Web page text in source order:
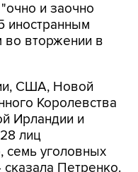
и заочно
иностранным
во вторжении в
США, Новой
Королевства
Ирландии и
лиц
семь уголовных
Петренко.